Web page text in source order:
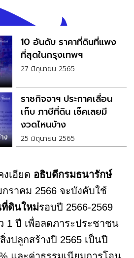
10 อันดับ ราคาที่ดินที่แพง
ที่สุดในกรุงเทพฯ
27 มิถุนายน 2565
ราชกิจจาฯ ประกาศเลื่อน
เก็บ ภาษีที่ดิน เช็คเลยมี
งวดไหนบ้าง
25 มิถุนายน 2565
เอียด อธิบดีกรมธนารักษ์
ราคม 2566 จะบังคับใช้
ที่ดินใหม่รอบปี 2566-2569
1 ปี เพื่อลดภาระประชาชน
งปลูกสร้างปี 2565 เป็นปี